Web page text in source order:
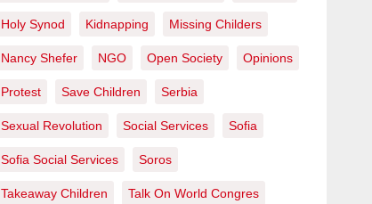
Holy Synod Kidnapping Missing Childers
Nancy Shefer NGO Open Society Opinions
Protest Save Children Serbia
Sexual Revolution Social Services Sofia
Sofia Social Services Soros
Takeaway Children Talk On World Congres